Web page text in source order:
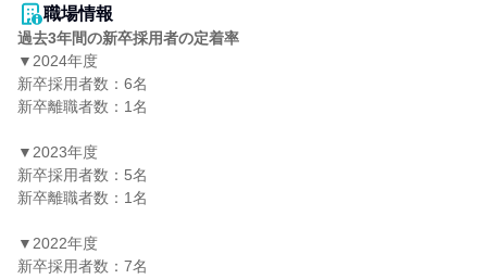
職場情報
過去3年間の新卒採用者の定着率
▼2024年度
新卒採用者数：6名
新卒離職者数：1名
▼2023年度
新卒採用者数：5名
新卒離職者数：1名
▼2022年度
新卒採用者数：7名